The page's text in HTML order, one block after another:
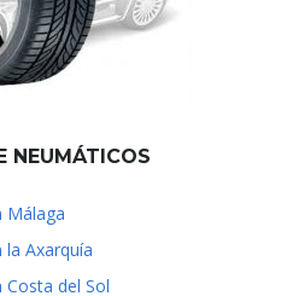
NEUMÁTICOS
Málaga
Axarquía
del Sol